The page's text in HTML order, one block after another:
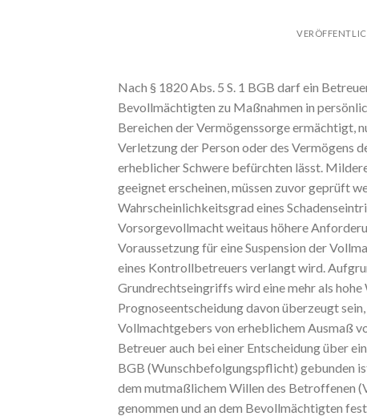
Nach § 1820 Abs. 5 S. 1 BGB darf ein
Bevollmächtigten zu Maßnahmen in
Bereichen der Vermögenssorge ermächtigt,
Verletzung der Person oder des Vermögens
erheblicher Schwere befürchten lässt.
geeignet erscheinen, müssen zuvor geprüft
Wahrscheinlichkeitsgrad eines
Vorsorgevollmacht weitaus höhere
Voraussetzung für eine Suspension der
eines Kontrollbetreuers verlangt wird.
Grundrechtseingriffs wird eine mehr als
Prognoseentscheidung davon überzeugt
Vollmachtgebers von erheblichem Ausmaß
Betreuer auch bei einer Entscheidung über
BGB (Wunschbefolgungspflicht) gebunden
dem mutmaßlichem Willen des Betroffenen
genommen und an dem Bevollmächtigten